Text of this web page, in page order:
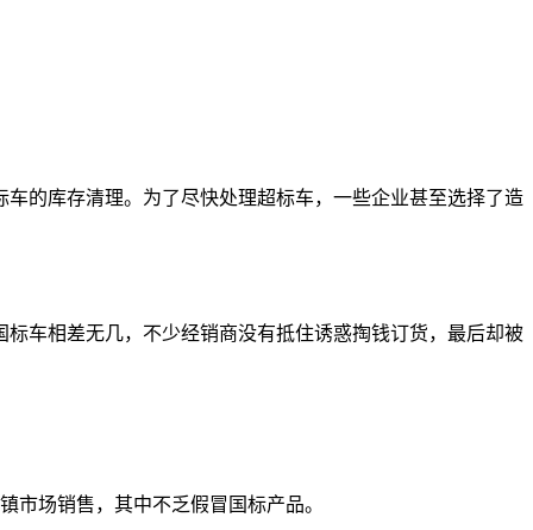
的库存清理。为了尽快处理超标车，一些企业甚至选择了造
车相差无几，不少经销商没有抵住诱惑掏钱订货，最后却被
市场销售，其中不乏假冒国标产品。